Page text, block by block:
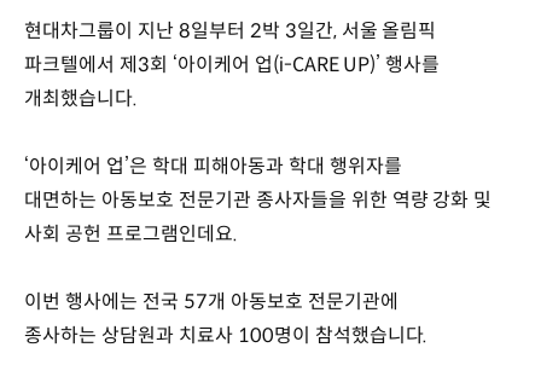
현대차그룹이 지난 8일부터 2박 3일간, 서울 올림픽
파크텔에서 제3회 ‘아이케어 업(i-CARE UP)’ 행사를
개최했습니다.
‘아이케어 업’은 학대 피해아동과 학대 행위자를
대면하는 아동보호 전문기관 종사자들을 위한 역량 강화 및
사회 공헌 프로그램인데요.
이번 행사에는 전국 57개 아동보호 전문기관에
종사하는 상담원과 치료사 100명이 참석했습니다.